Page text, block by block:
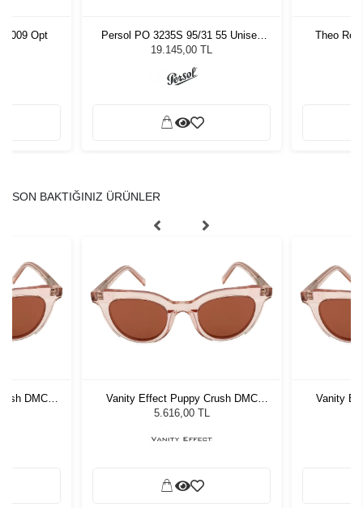
Opt
Persol PO 3235S 95/31 55 Unisex
Güneş Gözlüğü
19.145,00 TL
Theo
SON BAKTIĞINIZ ÜRÜNLER
DMC
Vanity Effect Puppy Crush DMC
Kadın Güneş Gözlüğü
5.616,00 TL
Vanity